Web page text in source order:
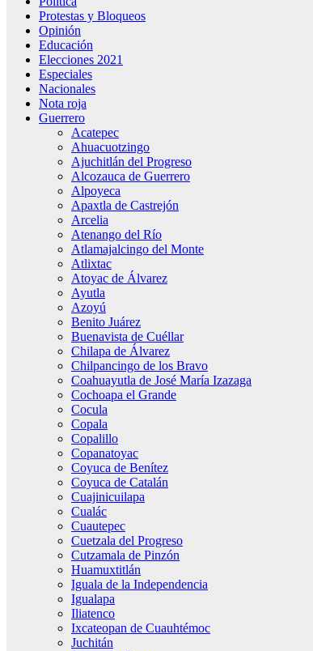
Protestas y Bloqueos
Opinión
Educación
Elecciones 2021
Especiales
Nacionales
Nota roja
Guerrero
Acatepec
Ahuacuotzingo
Ajuchitlán del Progreso
Alcozauca de Guerrero
Alpoyeca
Apaxtla de Castrejón
Arcelia
Atenango del Río
Atlamajalcingo del Monte
Atlixtac
Atoyac de Álvarez
Ayutla
Azoyú
Benito Juárez
Buenavista de Cuéllar
Chilapa de Álvarez
Chilpancingo de los Bravo
Coahuayutla de José María Izazaga
Cochoapa el Grande
Cocula
Copala
Copalillo
Copanatoyac
Coyuca de Benítez
Coyuca de Catalán
Cuajinicuilapa
Cualác
Cuautepec
Cuetzala del Progreso
Cutzamala de Pinzón
Huamuxtitlán
Iguala de la Independencia
Igualapa
Iliatenco
Ixcateopan de Cuauhtémoc
Juchitán